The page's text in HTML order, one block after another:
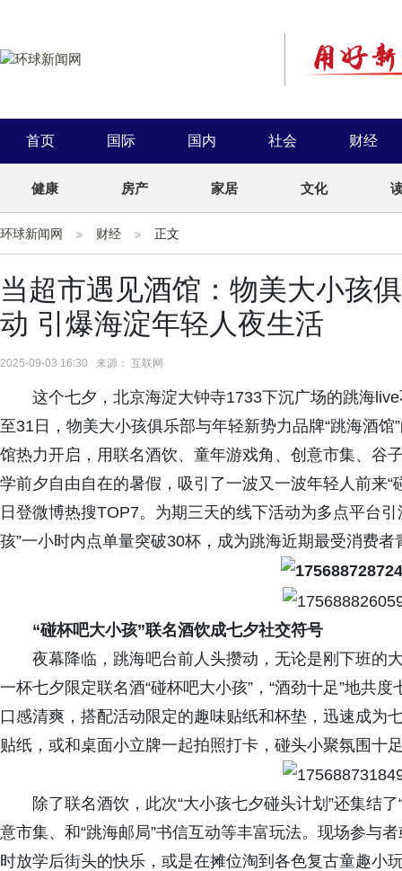
首页 国际 国内 社会 财经
健康 房产 家居 文化
环球新闻网 财经 正文
当超市遇见酒馆：物美大小孩
动 引爆海淀年轻人夜生活
2025-09-03 16:30 来源： 互联网
这个七夕，北京海淀大钟寺1733下沉广场的跳海
至31日，物美大小孩俱乐部与年轻新势力品牌“跳海酒
馆热力开启，用联名酒饮、童年游戏角、创意市集、谷
学前夕自由自在的暑假，吸引了一波又一波年轻人前来
日登微博热搜TOP7。为期三天的线下活动为多点平台
孩”一小时内点单量突破30杯，成为跳海近期最受消费
“碰杯吧大小孩”联名酒饮成七夕社交符号
夜幕降临，跳海吧台前人头攒动，无论是刚下班的
一杯七夕限定联名酒“碰杯吧大小孩”，“酒劲十足”地共
口感清爽，搭配活动限定的趣味贴纸和杯垫，迅速成为
贴纸，或和桌面小立牌一起拍照打卡，碰头小聚氛围十
除了联名酒饮，此次“大小孩七夕碰头计划”还集结
意市集、和“跳海邮局”书信互动等丰富玩法。现场参与
时放学后街头的快乐，或是在摊位淘到各色复古童趣小